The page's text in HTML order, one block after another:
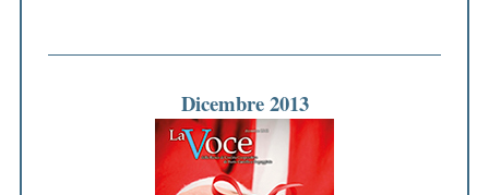
Dicembre 2013